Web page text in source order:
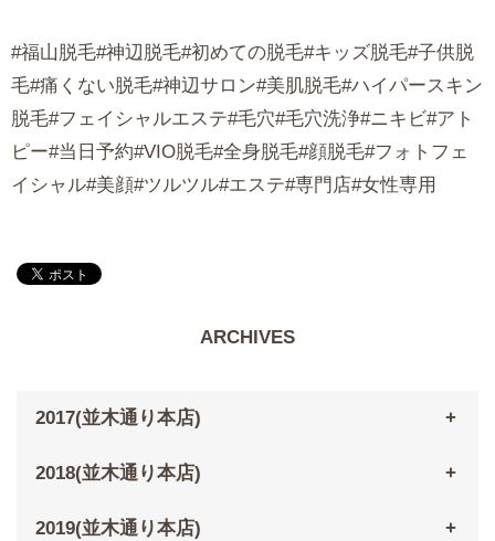
#福山脱毛#神辺脱毛#初めての脱毛#キッズ脱毛#子供脱
毛#痛くない脱毛#神辺サロン#美肌脱毛#ハイパースキン
脱毛#フェイシャルエステ#毛穴#毛穴洗浄#ニキビ#アト
ピー#当日予約#VIO脱毛#全身脱毛#顔脱毛#フォトフェ
イシャル#美顔#ツルツル#エステ#専門店#女性専用
ARCHIVES
2017(並木通り本店)
2018(並木通り本店)
2019(並木通り本店)